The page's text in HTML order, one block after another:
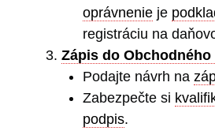
oprávnenie je
registráciu na
Zápis do
Podajte návrh na
Zabezpečte si
podpis.